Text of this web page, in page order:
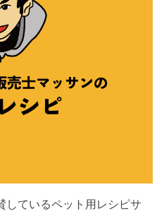
しているペット用レシピサ